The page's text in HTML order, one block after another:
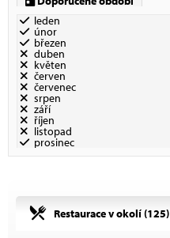
leden
únor
březen
duben
květen
červen
červenec
srpen
září
říjen
listopad
prosinec
Restaurace v okolí (125)